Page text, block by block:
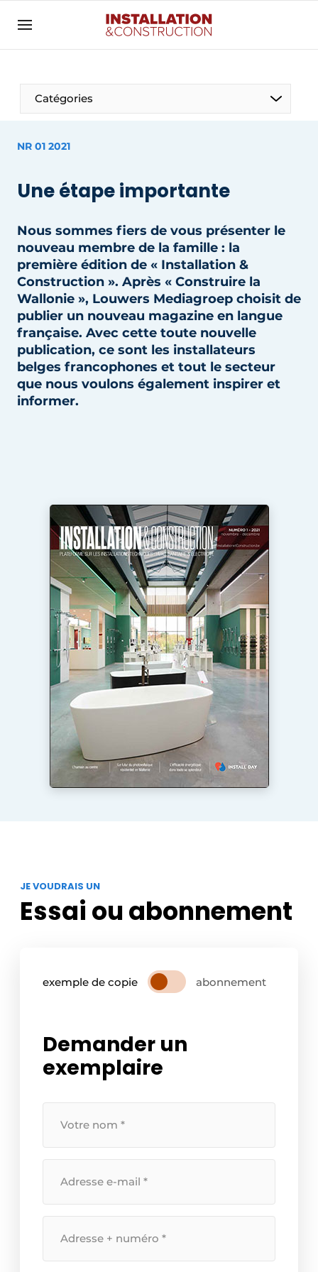
Contact
Contact direct
Emploi
EntreprisesMerci de votre inscription
S’inscrire
Meest gelezen
Newsletter
Podcasts
Privacy / Cookie statement
S’inscrire à l’événement
S’inscrire
Termes et conditions
Video’s
Catégories
Électricité
Photovoltaïques
Smart homes
NR 01 2021
Une étape importante
Nous sommes fiers de vous présenter le
nouveau membre de la famille : la
première édition de « Installation &
Construction ». Après « Construire la
Wallonie », Louwers Mediagroep choisit de
publier un nouveau magazine en langue
française. Avec cette toute nouvelle
publication, ce sont les installateurs
belges francophones et tout le secteur
que nous voulons également inspirer et
informer.
JE VOUDRAIS UN
Essai ou abonnement
exemple de copie abonnement
Demander un
exemplaire
naam
*
mailadres
huisnummer